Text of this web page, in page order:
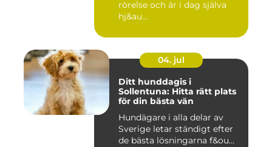
rörelse och är i dag själva
hj&au...
04. jul
Ditt hunddagis i
Sollentuna: Hitta rätt plats
för din bästa vän
Hundägare i alla delar av
Sverige letar ständigt efter
de bästa lösningarna f&ou...